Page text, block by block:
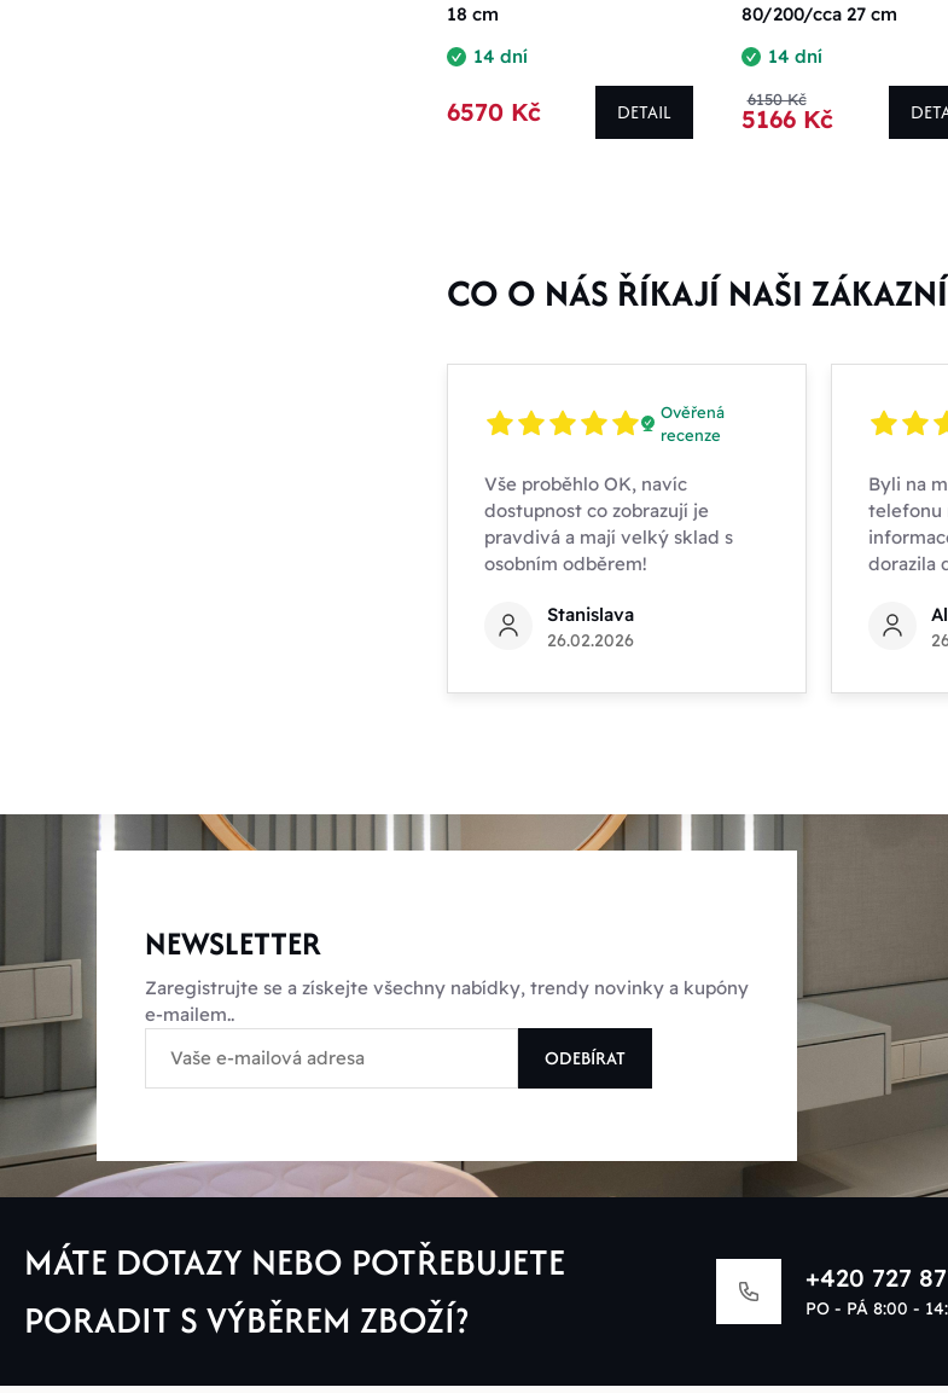
18 cm
14 dní
6570 Kč DETAIL
80/200/cca 27 cm
14 dní
6150 Kč
5166 Kč
CO O NÁS ŘÍKAJÍ NAŠI
Ověřená
recenze
Vše proběhlo OK, navíc
dostupnost co zobrazují je
pravdivá a mají velký sklad s
osobním odběrem!
Stanislava
26.02.2026
Byli na
telefonu
dorazila
NEWSLETTER
Zaregistrujte se a získejte všechny nabídky, trendy novinky a kupóny
e-mailem..
ODEBÍRAT
MÁTE DOTAZY NEBO POTŘEBUJETE
PORADIT S VÝBĚREM ZBOŽÍ?
+420 727
PO - PÁ 8:00 -